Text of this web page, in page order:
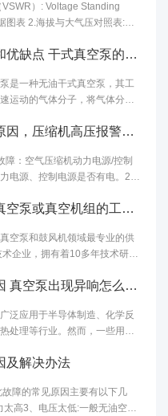
）: Voltage Standing
图表 2.海拔与大气压对照表:海
干式真空泵的工作原理和优缺点 干式真空泵的性能特点
是一种无油干式真空泵，其工
运动的气体分子，将气体分子
括......
压缩机高压故障是什么原因，压缩机高压报警原因和解决办法
：空气压缩机动力电源/控制
电源、控制电源是否有电。2、
图解：发电厂用的各种真空泵或真空机组的工作原理
空泵和鼓风机领域最专业的供
企业，拥有着10多年技术研发
真空泵噪音大是什么原因 真空泵出现异响怎么处理
泛应用于半导体制造、化学反
处理等行业。然而，一些用户
泵......
及解决办法
障的常见原因主要有以下几
高3、电压太低:一般无油空压